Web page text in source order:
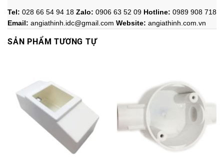
Tel: 028 66 54 94 18 Zalo: 0906 63 52 09 Hotline: 0989 908 718
Email: angiathinh.idc@gmail.com Website: angiathinh. com.vn
SẢN PHẨM TƯƠNG TỰ